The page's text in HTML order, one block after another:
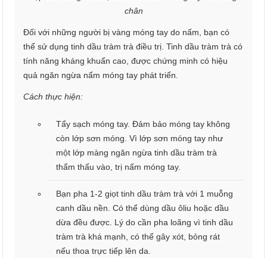
chân
Đối với những người bị vàng móng tay do nấm, bạn có
thể sử dụng tinh dầu tràm trà điều trị. Tinh dầu tràm trà có
tính năng kháng khuẩn cao, được chứng minh có hiệu
quả ngăn ngừa nấm móng tay phát triển.
Cách thực hiện:
Tẩy sạch móng tay. Đảm bảo móng tay không
còn lớp sơn móng. Vì lớp sơn móng tay như
một lớp màng ngăn ngừa tinh dầu tràm trà
thẩm thấu vào, trị nấm móng tay.
Bạn pha 1-2 giọt tinh dầu tràm trà với 1 muỗng
canh dầu nền. Có thể dùng dầu ôliu hoặc dầu
dừa đều được. Lý do cần pha loãng vì tinh dầu
tràm trà khá mạnh, có thể gây xót, bỏng rát
nếu thoa trực tiếp lên da.